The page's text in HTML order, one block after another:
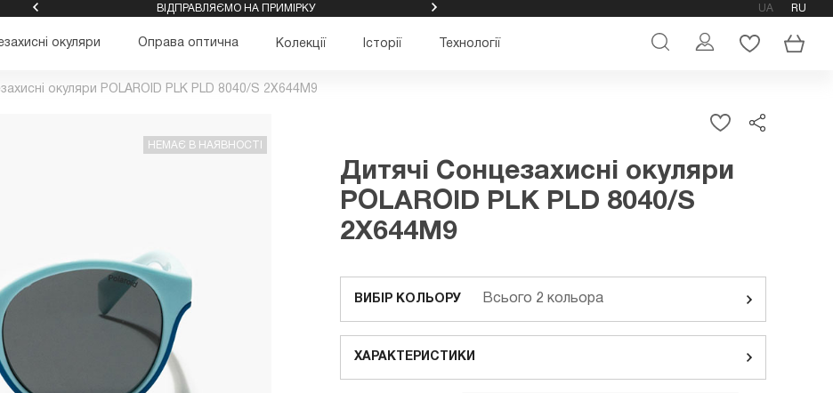
ВІДПРАВЛЯЄМО НА ПРИМІРКУ UA RU
окуляри Оправа оптична Колекції Історії Технології
окуляри POLAROID PLK PLD 8040/S 2X644M9
НЕМАЄ В НАЯВНОСТІ
Дитячі Сонцезахисні окуляри
POLAROID PLK PLD 8040/S
2X644M9
ВИБІР КОЛЬОРУ Всього 2 кольора
ХАРАКТЕРИСТИКИ